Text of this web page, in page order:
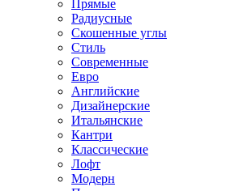
Прямые
Радиусные
Скошенные углы
Стиль
Современные
Евро
Английские
Дизайнерские
Итальянские
Кантри
Классические
Лофт
Модерн